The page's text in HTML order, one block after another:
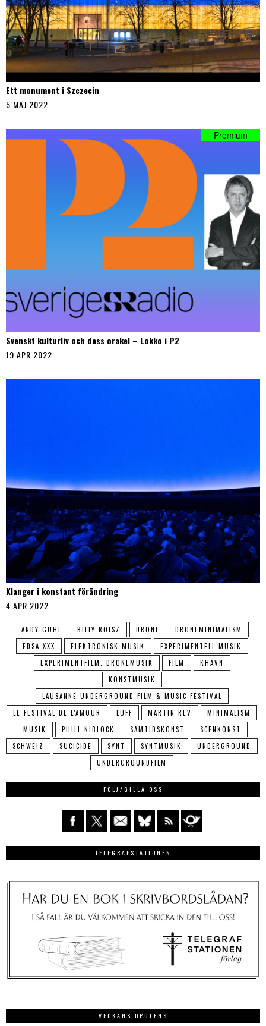
Ett monument i Szczecin
5 MAJ 2022
Svenskt kulturliv och dess orakel – Lokko i P2
19 APR 2022
Klanger i konstant förändring
4 APR 2022
ANDY GUHL BILLY ROISZ DRONE
DRONEMINIMALISM
EDSA XXX
ELEKTRONISK MUSIK
EXPERIMENTELL MUSIK
EXPERIMENTFILM. DRONEMUSIK
FILM
KHAVN
KONSTMUSIK
LAUSANNE UNDERGROUND FILM & MUSIC FESTIVAL
LE FESTIVAL DE L'AMOUR
LUFF MARTIN REV
MINIMALISM
MUSIK
PHILL NIBLOCK SAMTIDSKONST
SCENKONST
SCHWEIZ
SUCICIDE SYNT SYNTMUSIK
UNDERGROUND
UNDERGROUNDFILM
FÖLJ/GILLA OSS
TELEGRAFSTATIONEN
VECKANS OPULENS